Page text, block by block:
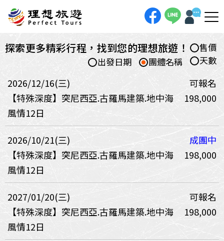
探索更多精彩行程，找到您的理想旅遊！
售價
天數
團體名稱
出發日期
2026/12/16(三)
可報名
【特殊深度】突尼西亞.古羅馬建築.地中海
風情12日
198,000
2026/10/21(三)
成團中
【特殊深度】突尼西亞.古羅馬建築.地中海
風情12日
198,000
2027/01/20(三)
可報名
【特殊深度】突尼西亞.古羅馬建築.地中海
風情12日
198,000